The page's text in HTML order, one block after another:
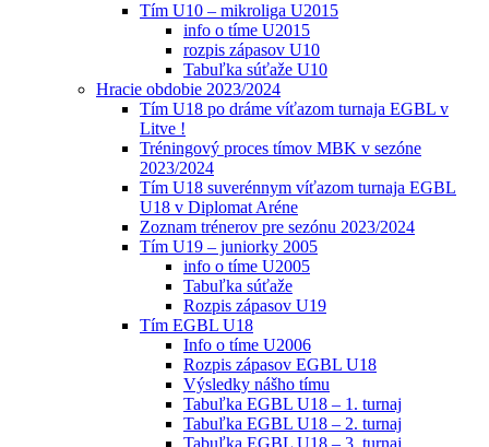
Tím U10 – mikroliga U2015
info o tíme U2015
rozpis zápasov U10
Tabuľka súťaže U10
Hracie obdobie 2023/2024
Tím U18 po dráme víťazom turnaja EGBL v
Litve !
Tréningový proces tímov MBK v sezóne
2023/2024
Tím U18 suverénnym víťazom turnaja EGBL
U18 v Diplomat Aréne
Zoznam trénerov pre sezónu 2023/2024
Tím U19 – juniorky 2005
info o tíme U2005
Tabuľka súťaže
Rozpis zápasov U19
Tím EGBL U18
Info o tíme U2006
Rozpis zápasov EGBL U18
Výsledky nášho tímu
Tabuľka EGBL U18 – 1. turnaj
Tabuľka EGBL U18 – 2. turnaj
Tabuľka EGBL U18 – 3. turnaj